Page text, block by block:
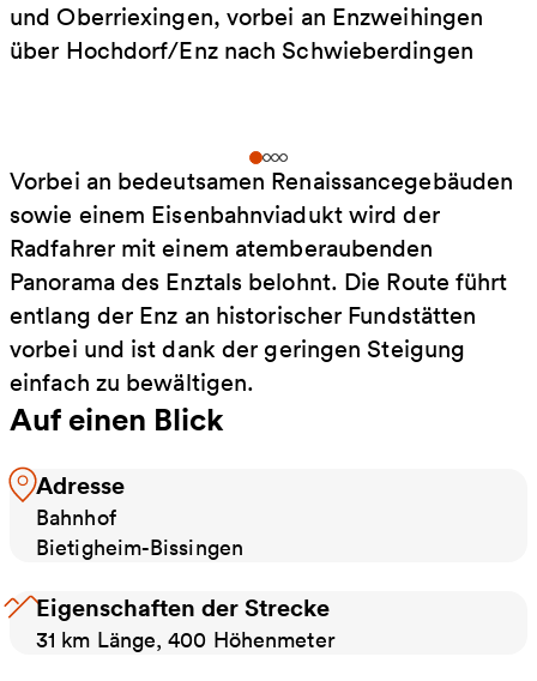
und Oberriexingen, vorbei an Enzweihingen
über Hochdorf/Enz nach Schwieberdingen
Vorbei an bedeutsamen Renaissancegebäuden
sowie einem Eisenbahnviadukt wird der
Radfahrer mit einem atemberaubenden
Panorama des Enztals belohnt. Die Route führt
entlang der Enz an historischer Fundstätten
vorbei und ist dank der geringen Steigung
einfach zu bewältigen.
Auf einen Blick
Adresse
Bahnhof
Bietigheim-Bissingen
Eigenschaften der Strecke
31 km Länge, 400 Höhenmeter